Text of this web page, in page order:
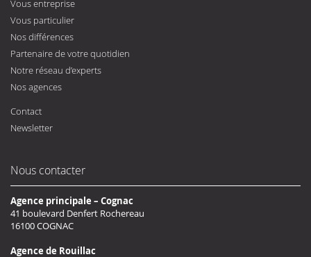
Vous entreprise
Vous particulier
Nos différences
Partenaire de votre quotidien
Notre réseau d’experts
Nos agences
Contact
Newsletter
Nous contacter
Agence principale – Cognac
41 boulevard Denfert Rochereau
16100 COGNAC
Agence de Rouillac